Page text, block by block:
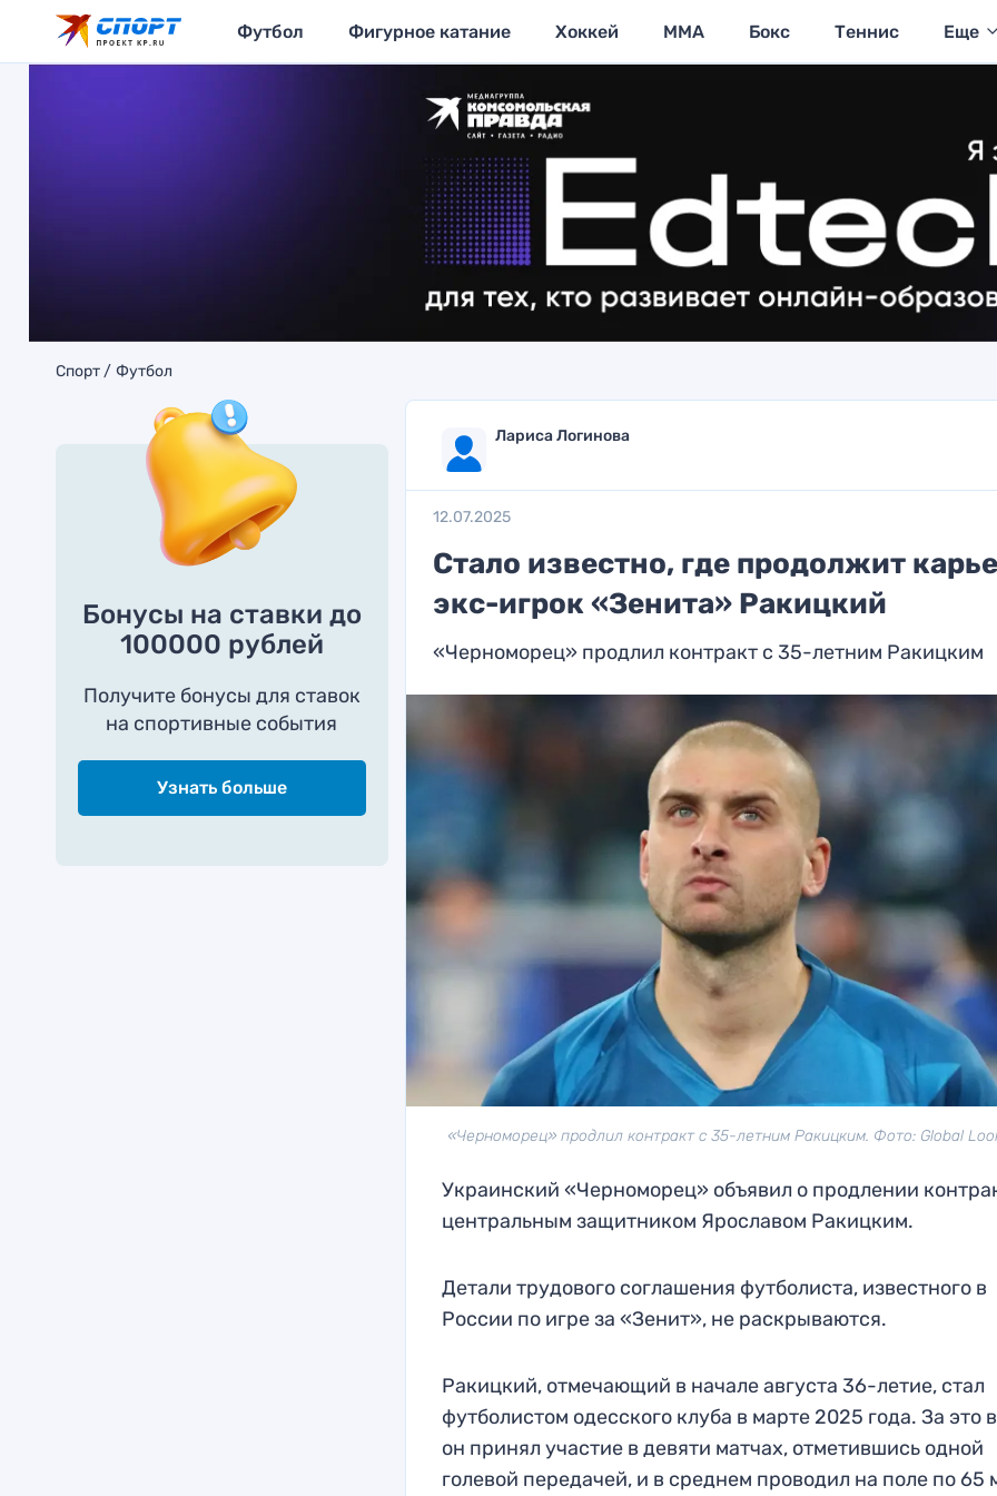
Футбол Фигурное катание Хоккей MMA Бокс Теннис Еще
Спорт Футбол
Бонусы на ставки до
100000 рублей
Получите бонусы для ставок
на спортивные события
Узнать больше
Лариса Логинова
12.07.2025
Стало известно, где продолжит
экс-игрок «Зенита» Ракицкий
«Черноморец» продлил контракт с 35-летним Ракицким
«Черноморец» продлил контракт с 35-летним Ракицким. Фото: Global
Украинский «Черноморец» объявил о продлении
центральным защитником Ярославом Ракицким.
Детали трудового соглашения футболиста, известного в
России по игре за «Зенит», не раскрываются.
Ракицкий, отмечающий в начале августа 36-летие, стал
футболистом одесского клуба в марте 2025 года. За это
он принял участие в девяти матчах, отметившись одной
голевой передачей, и в среднем проводил на поле по 65